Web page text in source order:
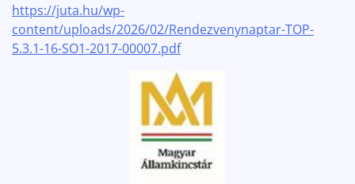
https://juta.hu/wp-
content/uploads/2026/02/Rendezvenynaptar-TOP-
5.3.1-16-SO1-2017-00007.pdf